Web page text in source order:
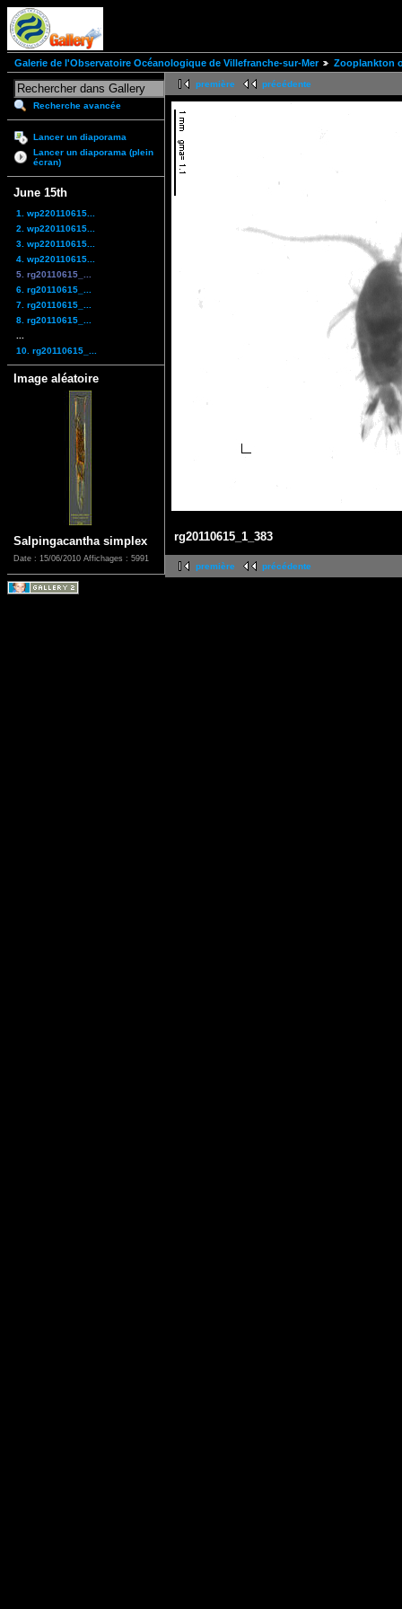
Galerie de l'Observatoire Océanologique de Villefranche-sur-Mer Zooplankton
Recherche avancée
Lancer un diaporama
Lancer un diaporama (plein
écran)
June 15th
1. wp220110615...
2. wp220110615...
3. wp220110615...
4. wp220110615...
5. rg20110615_...
6. rg20110615_...
7. rg20110615_...
8. rg20110615_...
10. rg20110615_...
Image aléatoire
Salpingacantha simplex
Date : 15/06/2010 Affichages : 5991
première précédente
rg20110615_1_383
première précédente